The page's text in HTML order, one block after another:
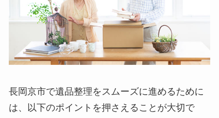
長岡京市で遺品整理をスムーズに進めるために
は、以下のポイントを押さえることが大切で